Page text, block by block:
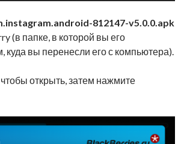
812147-v5.0.0.apk
(в папке, в которой вы его
куда вы перенесли его с компьютера).
открыть, затем нажмите